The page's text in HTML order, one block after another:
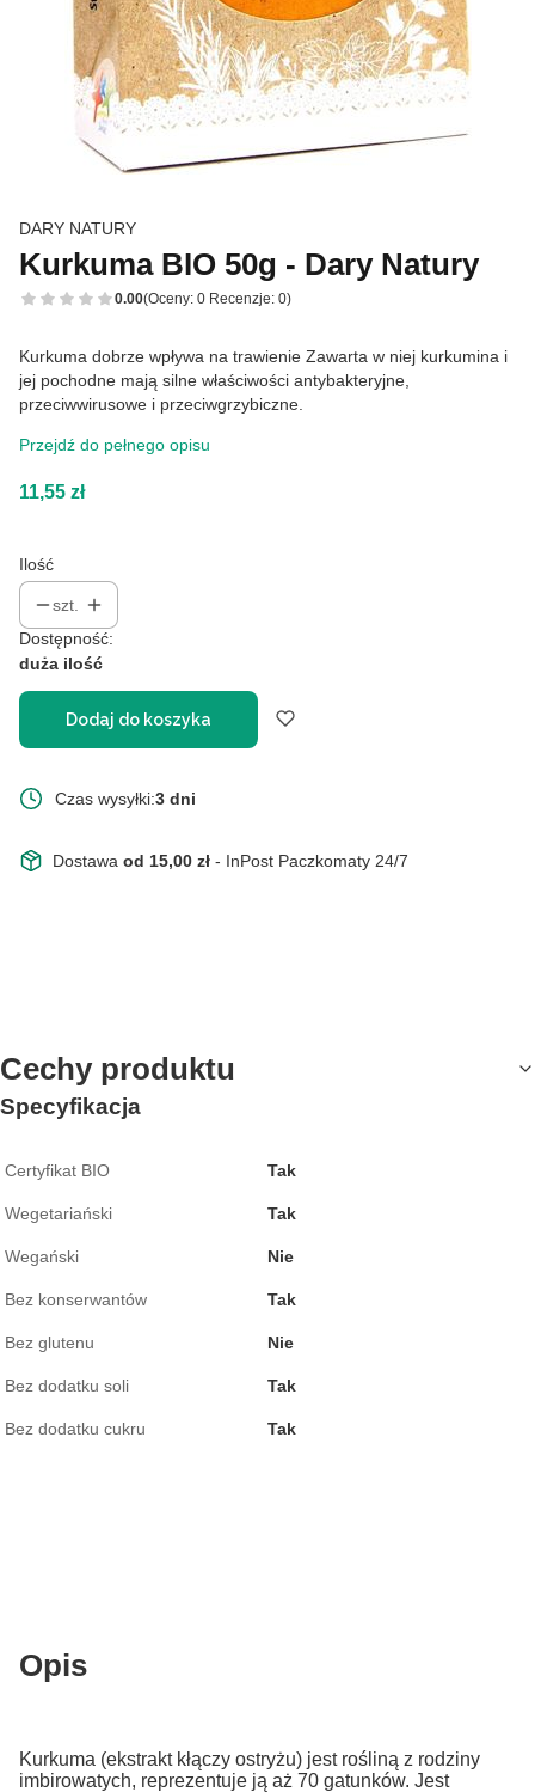
DARY NATURY
Kurkuma BIO 50g - Dary Natury
0.00(Oceny: 0 Recenzje: 0)
Kurkuma dobrze wpływa na trawienie Zawarta w niej kurkumina i
jej pochodne mają silne właściwości antybakteryjne,
przeciwwirusowe i przeciwgrzybiczne.
Przejdź do pełnego opisu
Cena
11,55 zł
Ilość
szt.
Dostępność:
duża ilość
Dodaj do koszyka
Czas wysyłki:3 dni
Dostawa od 15,00 zł - InPost Paczkomaty 24/7
Cechy produktu
Specyfikacja
Certyfikat BIO Tak
Wegetariański Tak
Wegański Nie
Bez konserwantów Tak
Bez glutenu Nie
Bez dodatku soli Tak
Bez dodatku cukru Tak
Opis
Kurkuma (ekstrakt kłączy ostryżu) jest rośliną z rodziny
imbirowatych, reprezentuje ją aż 70 gatunków. Jest